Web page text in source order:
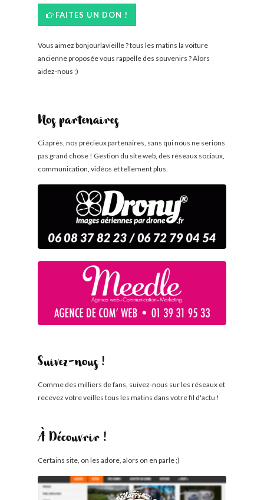
FAITES UN DON !
Vous aimez bonjourlavieille ? tous les matins la voiture
ancienne proposée vous rappelle des souvenirs ? Alors
aidez-nous ;)
Nos partenaires
Ci après, nos précieux partenaires, sans qui nous ne serions
pas grand chose ! Gestion du site web, des réseaux sociaux,
communication, vidéos et tellement plus.
Suivez-nous !
Comme des milliers de fans, suivez-nous sur les réseaux et
recevez votre veilles tous les matins dans votre fil d'actu !
À Découvrir !
Certains site, on les adore, alors on en parle ;)